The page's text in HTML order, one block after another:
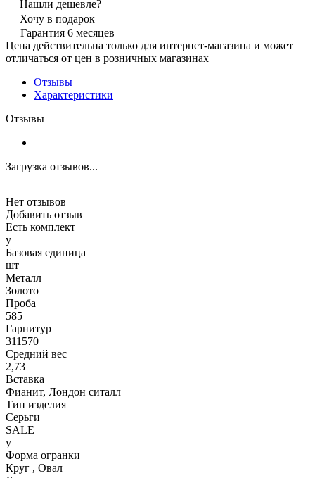
Нашли дешевле?
Хочу в подарок
Гарантия 6 месяцев
Цена действительна только для интернет-магазина и может
отличаться от цен в розничных магазинах
Отзывы
Характеристики
Отзывы
Загрузка отзывов...
Нет отзывов
Добавить отзыв
Есть комплект
y
Базовая единица
шт
Металл
Золото
Проба
585
Гарнитур
311570
Средний вес
2,73
Вставка
Фианит, Лондон ситалл
Тип изделия
Серьги
SALE
y
Форма огранки
Круг , Овал